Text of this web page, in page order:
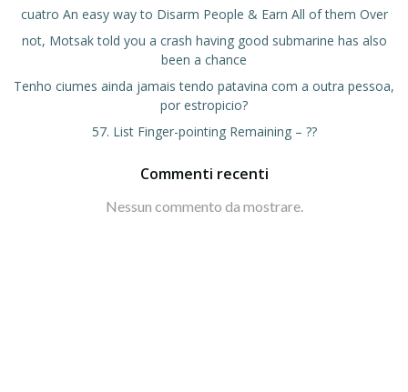
cuatro An easy way to Disarm People & Earn All of them Over
not, Motsak told you a crash having good submarine has also
been a chance
Tenho ciumes ainda jamais tendo patavina com a outra pessoa,
por estropicio?
57. List Finger-pointing Remaining – ??
Commenti recenti
Nessun commento da mostrare.